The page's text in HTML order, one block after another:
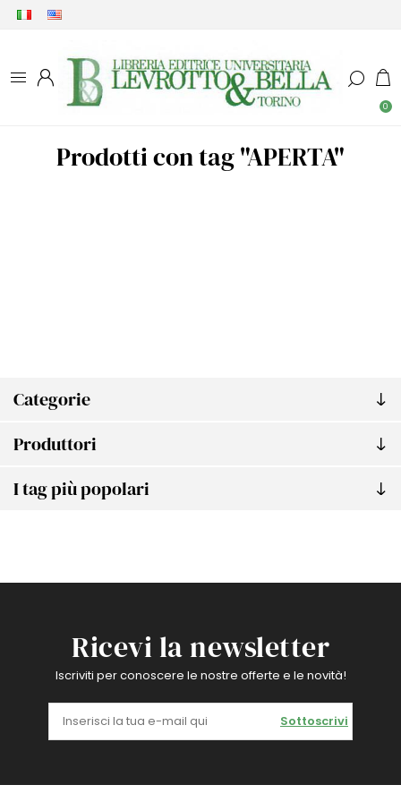
0
Categorie
Produttori
I tag più popolari
Prodotti con tag "APERTA"
Ricevi la newsletter
Iscriviti per conoscere le nostre offerte e le novità!
Sottoscrivi